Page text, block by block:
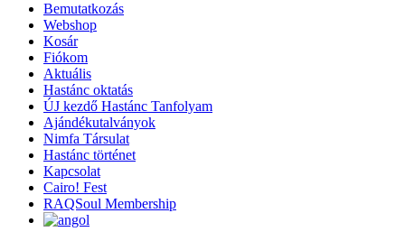
Bemutatkozás
Webshop
Kosár
Fiókom
Aktuális
Hastánc oktatás
ÚJ kezdő Hastánc Tanfolyam
Ajándékutalványok
Nimfa Társulat
Hastánc történet
Kapcsolat
Cairo! Fest
RAQSoul Membership